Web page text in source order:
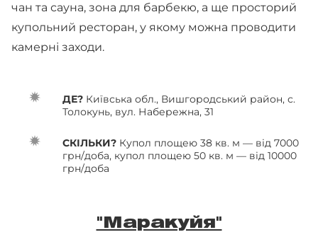
чан та сауна, зона для барбекю, а ще просторий
купольний ресторан, у якому можна проводити
камерні заходи.
ДЕ? Київська обл., Вишгородський район, с.
Толокунь, вул. Набережна, 31
СКІЛЬКИ? Купол площею 38 кв. м — від 7000
грн/доба, купол площею 50 кв. м — від 10000
грн/доба
"Маракуйя"